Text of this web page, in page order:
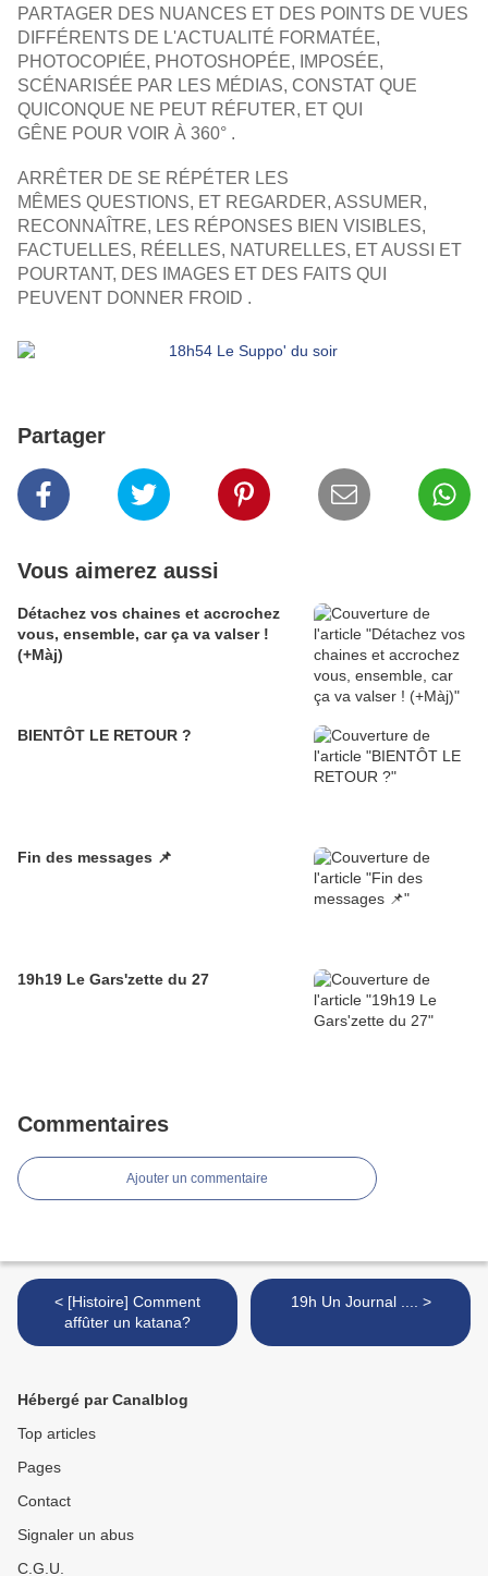
PARTAGER DES NUANCES ET DES POINTS DE VUES
DIFFÉRENTS DE L'ACTUALITÉ FORMATÉE,
PHOTOCOPIÉE, PHOTOSHOPÉE, IMPOSÉE,
SCÉNARISÉE PAR LES MÉDIAS, CONSTAT QUE
QUICONQUE NE PEUT RÉFUTER, ET QUI
GÊNE POUR VOIR À 360° .
ARRÊTER DE SE RÉPÉTER LES
MÊMES QUESTIONS, ET REGARDER, ASSUMER,
RECONNAÎTRE, LES RÉPONSES BIEN VISIBLES,
FACTUELLES, RÉELLES, NATURELLES, ET AUSSI
ET
POURTANT, DES IMAGES ET DES FAITS QUI
PEUVENT DONNER FROID .
Partager
Vous aimerez aussi
Détachez vos chaines et accrochez
vous, ensemble, car ça va valser !
(+Màj)
BIENTÔT LE RETOUR ?
Fin des messages 📌
19h19 Le Gars'zette du 27
Commentaires
Ajouter un commentaire
< [Histoire] Comment
affûter un katana?
19h Un Journal .... >
Hébergé par Canalblog
Top articles
Pages
Contact
Signaler un abus
C.G.U.